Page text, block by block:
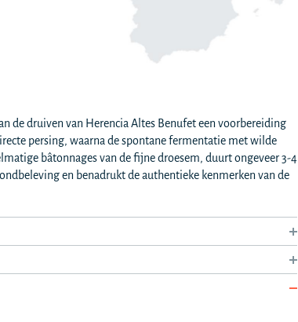
de druiven van Herencia Altes Benufet een voorbereiding
persing, waarna de spontane fermentatie met wilde
bâtonnages van de fijne droesem, duurt ongeveer 3-4
en benadrukt de authentieke kenmerken van de